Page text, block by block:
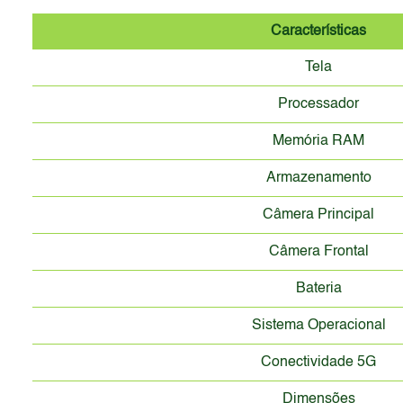
Características
Tela
Processador
Memória RAM
Armazenamento
Câmera Principal
Câmera Frontal
Bateria
Sistema Operacional
Conectividade 5G
Dimensões